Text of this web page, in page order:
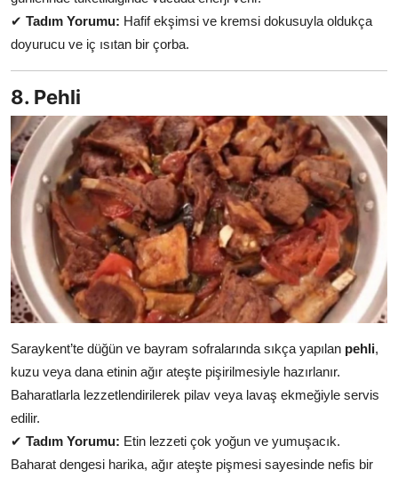
✔ Tadım Yorumu: Hafif ekşimsi ve kremsi dokusuyla oldukça
doyurucu ve iç ısıtan bir çorba.
8. Pehli
Saraykent’te düğün ve bayram sofralarında sıkça yapılan pehli,
kuzu veya dana etinin ağır ateşte pişirilmesiyle hazırlanır.
Baharatlarla lezzetlendirilerek pilav veya lavaş ekmeğiyle servis
edilir.
✔ Tadım Yorumu: Etin lezzeti çok yoğun ve yumuşacık.
Baharat dengesi harika, ağır ateşte pişmesi sayesinde nefis bir